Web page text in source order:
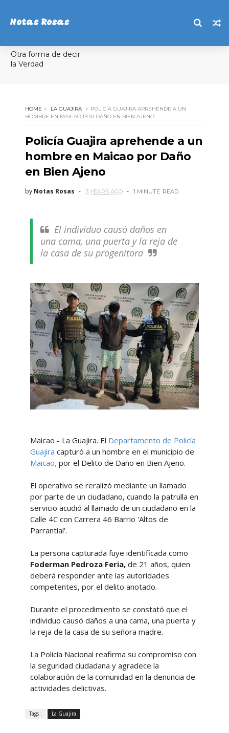
Notas Rosas
Otra forma de decir
la Verdad
HOME LA GUAJIRA
POLICÍA GUAJIRA APREHENDE A UN
HOMBRE EN MAICAO POR DAÑO EN BIEN AJENO
Policía Guajira aprehende a un
hombre en Maicao por Daño
en Bien Ajeno
by Notas Rosas 3 YEARS AGO 1 MINUTE READ
El individuo causó daños en
una cama, una puerta y la reja de
la casa de su progenitora
Maicao - La Guajira. El Departamento de Policía
Guajira capturó a un hombre en el municipio de
Maicao, por el Delito de Daño en Bien Ajeno.
El operativo se reralizó mediante un llamado
por parte de un ciudadano, cuando la patrulla en
servicio acudió al llamado de un ciudadano en la
Calle 4C con Carrera 46 Barrio 'Altos de
Parrantial'.
La persona capturada fuye identificada como
Foderman Pedroza Feria,de 21 años, quien
deberá responder ante las autoridades
competentes, por el delito anotado.
Durante el procedimiento se constató que el
individuo causó daños a una cama, una puerta y
la reja de la casa de su señora madre.
La Policía Nacional reafirma su compromiso con
la seguridad ciudadana y agradece la
colaboración de la comunidad en la denuncia de
actividades delictivas.
Tags : La Guajira